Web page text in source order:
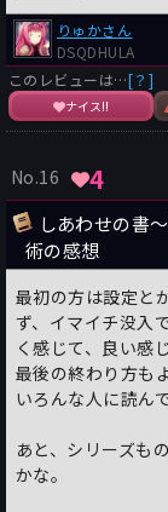
りゅかさん
DSQDHULA
このレビューは…[？]
ナイス!!
No.16 4
しあわせの書
術の感想
最初の方は設定と
ず、イマイチ没入
く感じて、良い感
最後の終わり方も
いろんな人に読ん
あと、シリーズも
かな。